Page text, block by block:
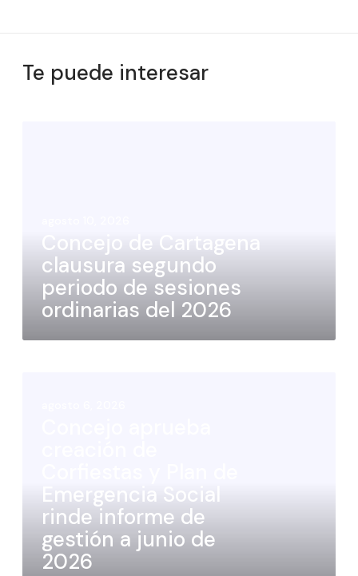
Te puede interesar
Concejo de Cartagena
clausura segundo
periodo de sesiones
ordinarias del 2026
Emergencia Social
rinde informe de
gestión a junio de
2026